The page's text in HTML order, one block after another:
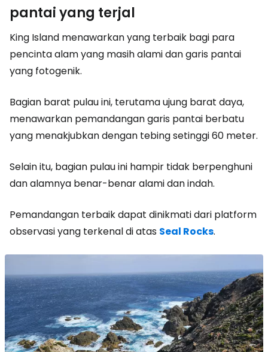
pantai yang terjal
King Island menawarkan yang terbaik bagi para
pencinta alam yang masih alami dan garis pantai
yang fotogenik.
Bagian barat pulau ini, terutama ujung barat daya,
menawarkan pemandangan garis pantai berbatu
yang menakjubkan dengan tebing setinggi 60 meter.
Selain itu, bagian pulau ini hampir tidak berpenghuni
dan alamnya benar-benar alami dan indah.
Pemandangan terbaik dapat dinikmati dari platform
observasi yang terkenal di atas Seal Rocks.